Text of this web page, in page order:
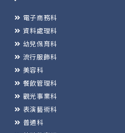
電子商務科
資料處理科
幼兒保育科
流行服飾科
美容科
餐飲管理科
觀光事業科
表演藝術科
普通科